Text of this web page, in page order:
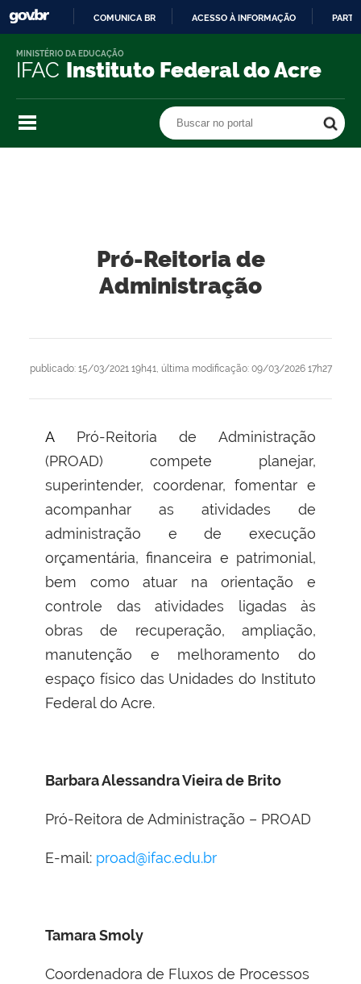
O
COMUNICA BR ACESSO À INFORMAÇÃO
IFAC Instituto Federal do Acre
MINISTÉRIO DA EDUCAÇÃO
Buscar no portal
Pró-Reitoria de
Administração
publicado: 15/03/2021 19h41, última modificação: 09/03/2026 17h27
A Pró-Reitoria de Administração
(PROAD) compete planejar,
superintender, coordenar, fomentar e
acompanhar as atividades de
administração e de execução
orçamentária, financeira e patrimonial,
bem como atuar na orientação e
controle das atividades ligadas às
obras de recuperação, ampliação,
manutenção e melhoramento do
espaço físico das Unidades do Instituto
Federal do Acre.
Barbara Alessandra Vieira de Brito
Pró-Reitora de Administração – PROAD
E-mail: proad@ifac.edu.br
Tamara Smoly
Coordenadora de Fluxos de Processos